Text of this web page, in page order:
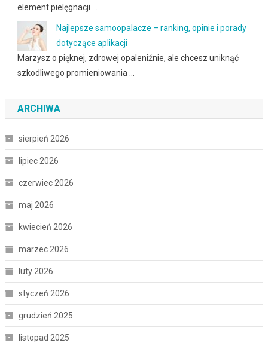
element pielęgnacji …
Najlepsze samoopalacze – ranking, opinie i porady
dotyczące aplikacji
Marzysz o pięknej, zdrowej opaleniźnie, ale chcesz uniknąć
szkodliwego promieniowania …
ARCHIWA
sierpień 2026
lipiec 2026
czerwiec 2026
maj 2026
kwiecień 2026
marzec 2026
luty 2026
styczeń 2026
grudzień 2025
listopad 2025